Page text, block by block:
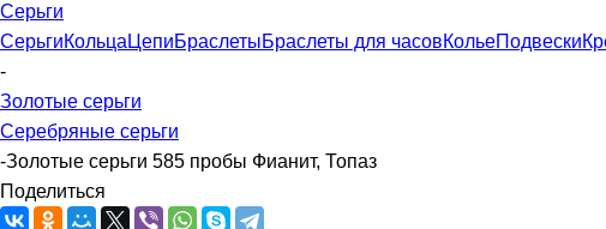
Серьги
СерьгиКольца ЦепиБраслетыБраслеты для часовКольеПодвески
-
Золотые серьги
Серебряные серьги
-Золотые серьги 585 пробы Фианит, Топаз
Поделиться